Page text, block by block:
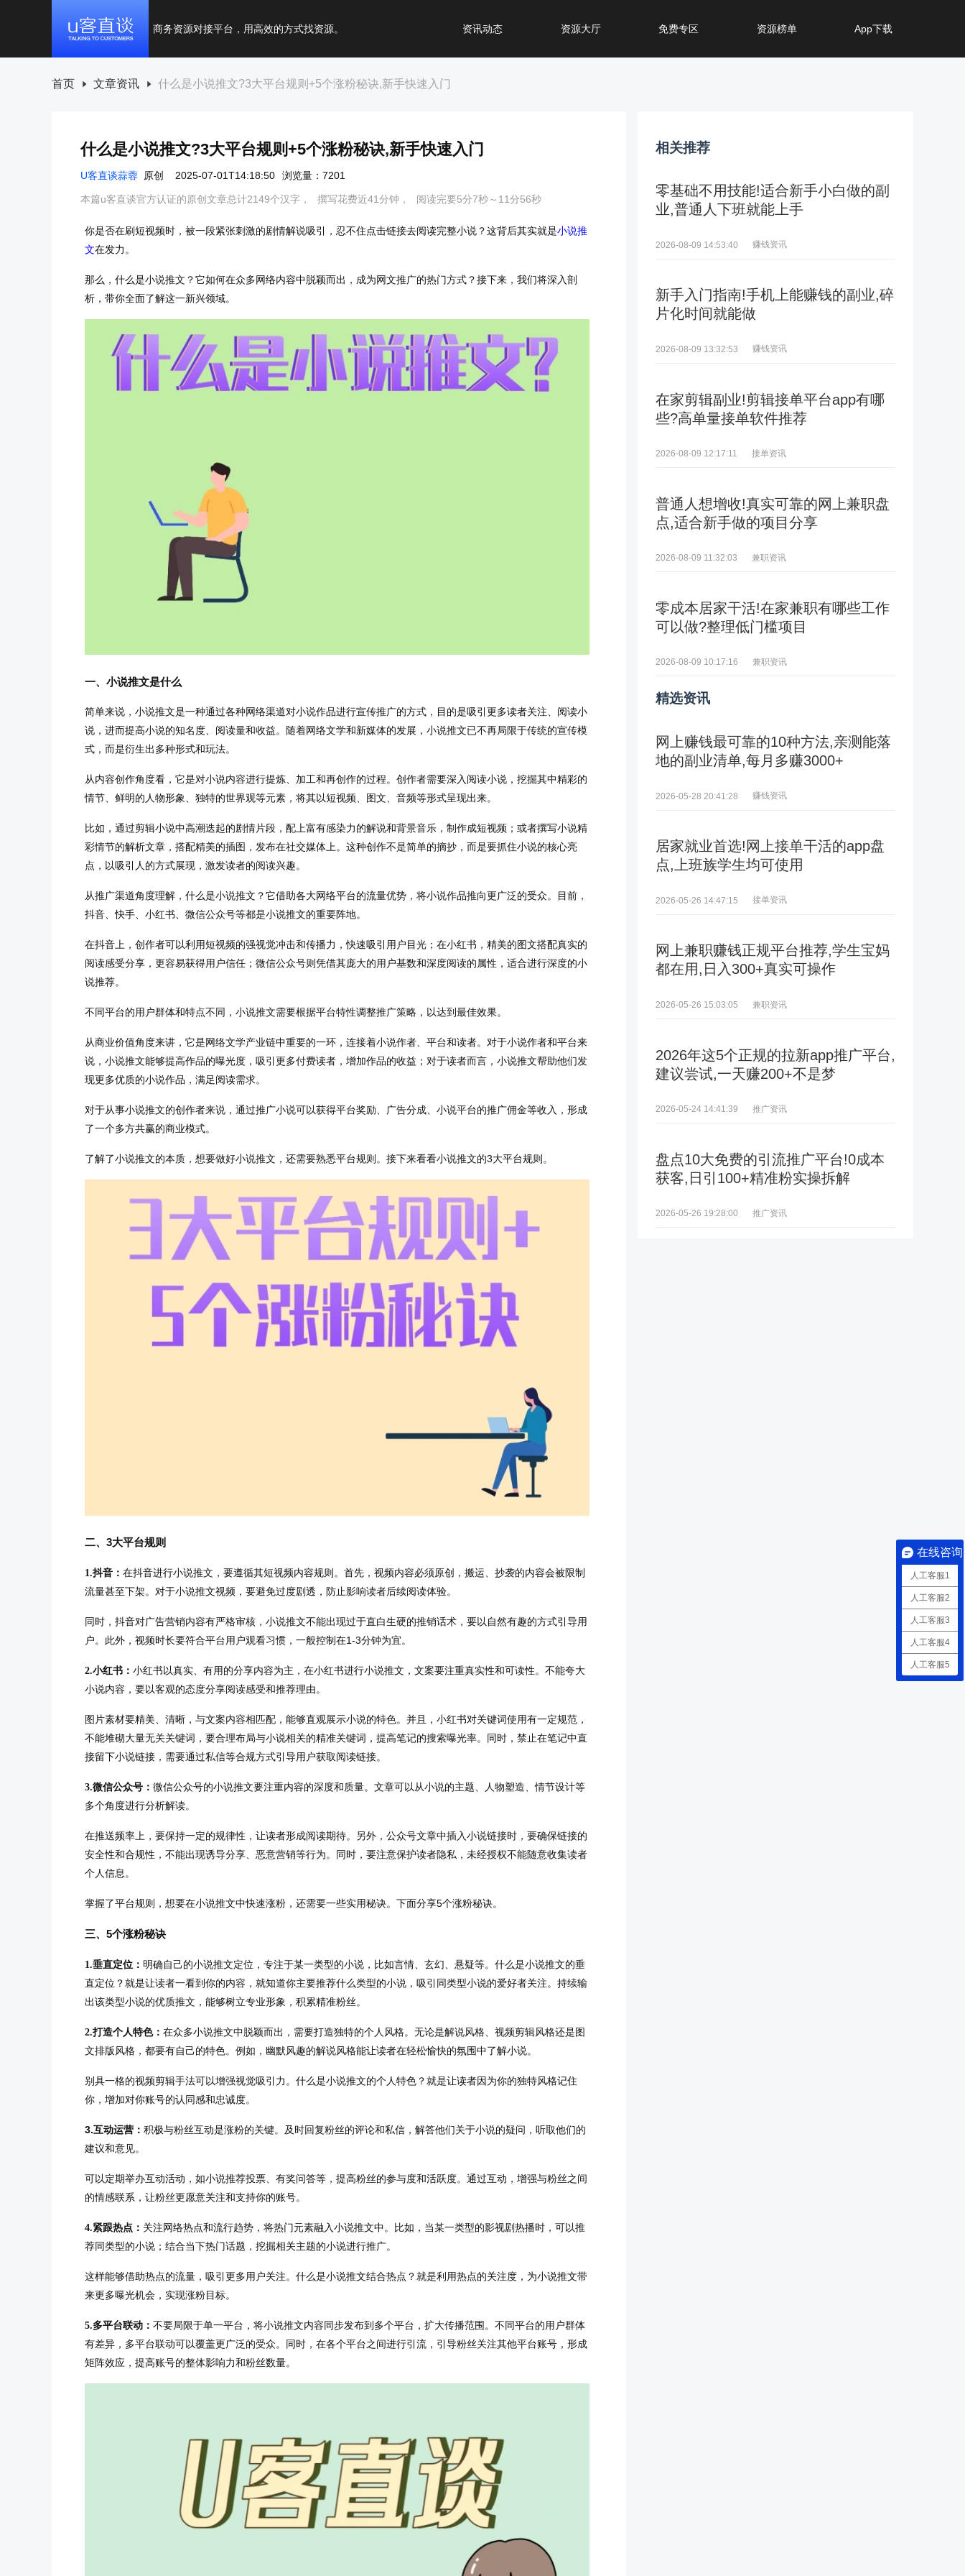
商务资源对接平台，用高效的方式找资源。 资讯动态 资源大厅 免费专区 资源榜单 App下载
首页 文章资讯 什么是小说推文?3大平台规则+5个涨粉秘诀,新手快速入门
什么是小说推文?3大平台规则+5个涨粉秘诀,新手快速入门
U客直谈蒜蓉 原创 2025-07-01T14:18:50 浏览量：7201
本篇u客直谈官方认证的原创文章总计2149个汉字， 撰写花费近41分钟， 阅读完要5分7秒～11分56秒
你是否在刷短视频时，被一段紧张刺激的剧情解说吸引，忍不住点击链接去阅读完整小说？这背后其实就是小说推
文在发力。
那么，什么是小说推文？它如何在众多网络内容中脱颖而出，成为网文推广的热门方式？接下来，我们将深入剖
析，带你全面了解这一新兴领域。
一、小说推文是什么
简单来说，小说推文是一种通过各种网络渠道对小说作品进行宣传推广的方式，目的是吸引更多读者关注、阅读小
说，进而提高小说的知名度、阅读量和收益。随着网络文学和新媒体的发展，小说推文已不再局限于传统的宣传模
式，而是衍生出多种形式和玩法。
从内容创作角度看，它是对小说内容进行提炼、加工和再创作的过程。创作者需要深入阅读小说，挖掘其中精彩的
情节、鲜明的人物形象、独特的世界观等元素，将其以短视频、图文、音频等形式呈现出来。
比如，通过剪辑小说中高潮迭起的剧情片段，配上富有感染力的解说和背景音乐，制作成短视频；或者撰写小说精
彩情节的解析文章，搭配精美的插图，发布在社交媒体上。这种创作不是简单的摘抄，而是要抓住小说的核心亮
点，以吸引人的方式展现，激发读者的阅读兴趣。
从推广渠道角度理解，什么是小说推文？它借助各大网络平台的流量优势，将小说作品推向更广泛的受众。目前，
抖音、快手、小红书、微信公众号等都是小说推文的重要阵地。
在抖音上，创作者可以利用短视频的强视觉冲击和传播力，快速吸引用户目光；在小红书，精美的图文搭配真实的
阅读感受分享，更容易获得用户信任；微信公众号则凭借其庞大的用户基数和深度阅读的属性，适合进行深度的小
说推荐。
不同平台的用户群体和特点不同，小说推文需要根据平台特性调整推广策略，以达到最佳效果。
从商业价值角度来讲，它是网络文学产业链中重要的一环，连接着小说作者、平台和读者。对于小说作者和平台来
说，小说推文能够提高作品的曝光度，吸引更多付费读者，增加作品的收益；对于读者而言，小说推文帮助他们发
现更多优质的小说作品，满足阅读需求。
对于从事小说推文的创作者来说，通过推广小说可以获得平台奖励、广告分成、小说平台的推广佣金等收入，形成
了一个多方共赢的商业模式。
了解了小说推文的本质，想要做好小说推文，还需要熟悉平台规则。接下来看看小说推文的3大平台规则。
二、3大平台规则
1.抖音： 在抖音进行小说推文，要遵循其短视频内容规则。首先，视频内容必须原创，搬运、抄袭的内容会被限制
流量甚至下架。对于小说推文视频，要避免过度剧透，防止影响读者后续阅读体验。
同时，抖音对广告营销内容有严格审核，小说推文不能出现过于直白生硬的推销话术，要以自然有趣的方式引导用
户。此外，视频时长要符合平台用户观看习惯，一般控制在1-3分钟为宜。
2.小红书： 小红书以真实、有用的分享内容为主，在小红书进行小说推文，文案要注重真实性和可读性。不能夸大
小说内容，要以客观的态度分享阅读感受和推荐理由。
图片素材要精美、清晰，与文案内容相匹配，能够直观展示小说的特色。并且，小红书对关键词使用有一定规范，
不能堆砌大量无关关键词，要合理布局与小说相关的精准关键词，提高笔记的搜索曝光率。同时，禁止在笔记中直
接留下小说链接，需要通过私信等合规方式引导用户获取阅读链接。
3.微信公众号： 微信公众号的小说推文要注重内容的深度和质量。文章可以从小说的主题、人物塑造、情节设计等
多个角度进行分析解读。
在推送频率上，要保持一定的规律性，让读者形成阅读期待。另外，公众号文章中插入小说链接时，要确保链接的
安全性和合规性，不能出现诱导分享、恶意营销等行为。同时，要注意保护读者隐私，未经授权不能随意收集读者
个人信息。
掌握了平台规则，想要在小说推文中快速涨粉，还需要一些实用秘诀。下面分享5个涨粉秘诀。
三、5个涨粉秘诀
1.垂直定位： 明确自己的小说推文定位，专注于某一类型的小说，比如言情、玄幻、悬疑等。什么是小说推文的垂
直定位？就是让读者一看到你的内容，就知道你主要推荐什么类型的小说，吸引同类型小说的爱好者关注。持续输
出该类型小说的优质推文，能够树立专业形象，积累精准粉丝。
2.打造个人特色： 在众多小说推文中脱颖而出，需要打造独特的个人风格。无论是解说风格、视频剪辑风格还是图
文排版风格，都要有自己的特色。例如，幽默风趣的解说风格能让读者在轻松愉快的氛围中了解小说。
别具一格的视频剪辑手法可以增强视觉吸引力。什么是小说推文的个人特色？就是让读者因为你的独特风格记住
你，增加对你账号的认同感和忠诚度。
3.互动运营： 积极与粉丝互动是涨粉的关键。及时回复粉丝的评论和私信，解答他们关于小说的疑问，听取他们的
建议和意见。
可以定期举办互动活动，如小说推荐投票、有奖问答等，提高粉丝的参与度和活跃度。通过互动，增强与粉丝之间
的情感联系，让粉丝更愿意关注和支持你的账号。
4.紧跟热点： 关注网络热点和流行趋势，将热门元素融入小说推文中。比如，当某一类型的影视剧热播时，可以推
荐同类型的小说；结合当下热门话题，挖掘相关主题的小说进行推广。
这样能够借助热点的流量，吸引更多用户关注。什么是小说推文结合热点？就是利用热点的关注度，为小说推文带
来更多曝光机会，实现涨粉目标。
5.多平台联动： 不要局限于单一平台，将小说推文内容同步发布到多个平台，扩大传播范围。不同平台的用户群体
有差异，多平台联动可以覆盖更广泛的受众。同时，在各个平台之间进行引流，引导粉丝关注其他平台账号，形成
矩阵效应，提高账号的整体影响力和粉丝数量。
相关推荐
零基础不用技能!适合新手小白做的副
业,普通人下班就能上手
2026-08-09 14:53:40 赚钱资讯
新手入门指南!手机上能赚钱的副业,碎
片化时间就能做
2026-08-09 13:32:53 赚钱资讯
在家剪辑副业!剪辑接单平台app有哪
些?高单量接单软件推荐
2026-08-09 12:17:11 接单资讯
普通人想增收!真实可靠的网上兼职盘
点,适合新手做的项目分享
2026-08-09 11:32:03 兼职资讯
零成本居家干活!在家兼职有哪些工作
可以做?整理低门槛项目
2026-08-09 10:17:16 兼职资讯
精选资讯
网上赚钱最可靠的10种方法,亲测能落
地的副业清单,每月多赚3000+
2026-05-28 20:41:28 赚钱资讯
居家就业首选!网上接单干活的app盘
点,上班族学生均可使用
2026-05-26 14:47:15 接单资讯
网上兼职赚钱正规平台推荐,学生宝妈
都在用,日入300+真实可操作
2026-05-26 15:03:05 兼职资讯
2026年这5个正规的拉新app推广平台,
建议尝试,一天赚200+不是梦
2026-05-24 14:41:39 推广资讯
盘点10大免费的引流推广平台!0成本
获客,日引100+精准粉实操拆解
2026-05-26 19:28:00 推广资讯
在线咨询
人工客服1
人工客服2
人工客服3
人工客服4
人工客服5